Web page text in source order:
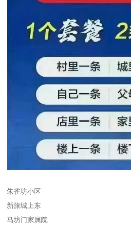
朱雀坊小区
新旅城上东
马坊门家属院